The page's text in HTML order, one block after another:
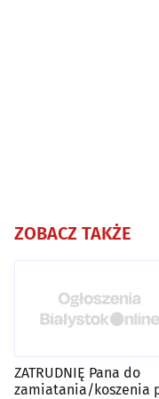
ZOBACZ TAKŻE
ZATRUDNIĘ Pana do
zamiatania/koszenia